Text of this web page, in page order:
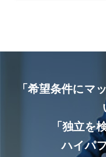
「希望条件にマ
「独立を
ハイパ